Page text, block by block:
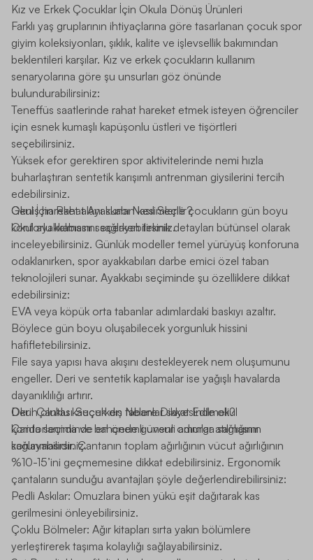
Kız ve Erkek Çocuklar İçin Okula Dönüş Ürünleri
Farklı yaş gruplarının ihtiyaçlarına göre tasarlanan çocuk spor
giyim koleksiyonları, şıklık, kalite ve işlevsellik bakımından
beklentileri karşılar. Kız ve erkek çocukların kullanım
senaryolarına göre şu unsurları göz önünde
bulundurabilirsiniz:
Teneffüs saatlerinde rahat hareket etmek isteyen öğrenciler
için esnek kumaşlı kapüşonlu üstleri ve tişörtleri
seçebilirsiniz.
Yüksek efor gerektiren spor aktivitelerinde nemi hızla
buharlaştıran sentetik karışımlı antrenman giysilerini tercih
edebilirsiniz.
Geniş hareket alanı sunan kesimlerle çocukların gün boyu
konforlu kalmasını sağlayabilirsiniz.
Okul İçin Rahat Ayakkabı Nasıl Seçilir?
Okul ayakkabısını seçerken teknik detayları bütünsel olarak
inceleyebilirsiniz. Günlük modeller temel yürüyüş konforuna
odaklanırken, spor ayakkabıları darbe emici özel taban
teknolojileri sunar. Ayakkabı seçiminde şu özelliklere dikkat
edebilirsiniz:
EVA veya köpük orta tabanlar adımlardaki baskıyı azaltır.
Böylece gün boyu oluşabilecek yorgunluk hissini
hafifletebilirsiniz.
File saya yapısı hava akışını destekleyerek nem oluşumunu
engeller. Deri ve sentetik kaplamalar ise yağışlı havalarda
dayanıklılığı artırır.
Derin oluklu kauçuk dış tabanlar sayesinde okul
koridorlarında ve bahçede güvenli adımlar atılmasını
sağlayabilirsiniz.
Okul Çantası Seçerken Nelere Dikkat Edilmeli?
Çanta seçiminde en önemli unsur omurga sağlığının
korunmasıdır. Çantanın toplam ağırlığının vücut ağırlığının
%10-15’ini geçmemesine dikkat edebilirsiniz. Ergonomik
çantaların sunduğu avantajları şöyle değerlendirebilirsiniz:
Pedli Askılar: Omuzlara binen yükü eşit dağıtarak kas
gerilmesini önleyebilirsiniz.
Çoklu Bölmeler: Ağır kitapları sırta yakın bölümlere
yerleştirerek taşıma kolaylığı sağlayabilirsiniz.